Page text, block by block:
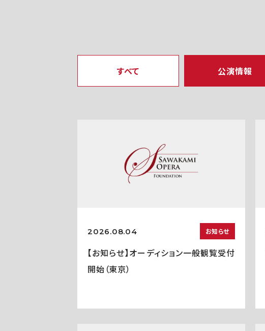
すべて 公演情報
2026.08.04 お知らせ
【お知らせ】オーディション一般観覧受付
開始（東京）